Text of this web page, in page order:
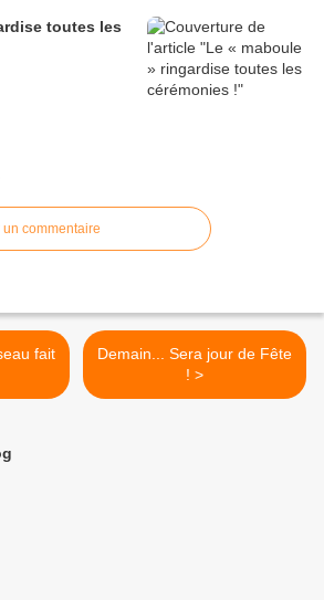
toutes les
un commentaire
Demain... Sera jour de Fête
! >